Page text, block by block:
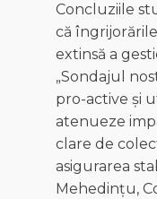
Concluziile
că
extinsă a
„Sondajul
pro-active și
atenueze
clare de
asigurarea
Mehedințu,